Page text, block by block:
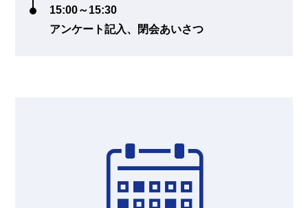
15:00～15:30
アンケート記入、閉会あいさつ